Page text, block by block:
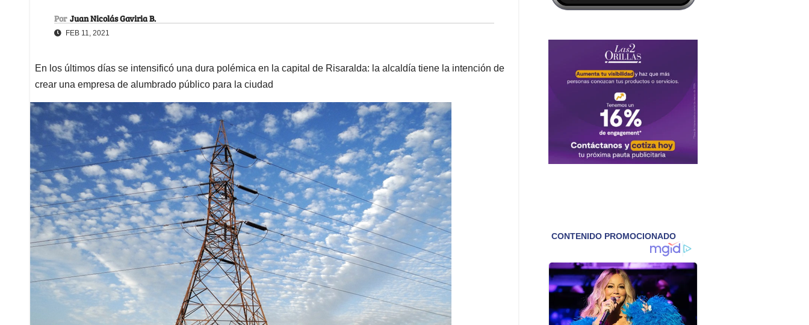
Por Juan Nicolás Gaviria B.
FEB 11, 2021
En los últimos días se intensificó una dura polémica en la capital de Risaralda: la alcaldía tiene la intención de
crear una empresa de alumbrado público para la ciudad